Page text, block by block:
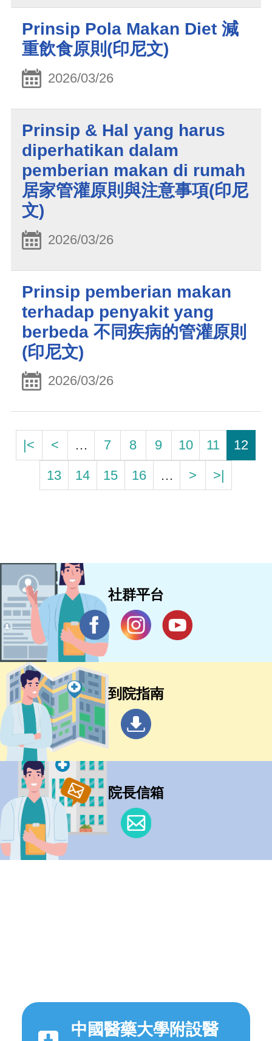
Prinsip Pola Makan Diet 減
重飲食原則(印尼文)
2026/03/26
Prinsip & Hal yang harus
diperhatikan dalam
pemberian makan di rumah
居家管灌原則與注意事項(印尼
文)
2026/03/26
Prinsip pemberian makan
terhadap penyakit yang
berbeda 不同疾病的管灌原則
(印尼文)
2026/03/26
|< < … 7 8 9 10 11
12
13
14 15 16 … > >|
社群平台
到院指南
院長信箱
中國醫藥大學附設醫